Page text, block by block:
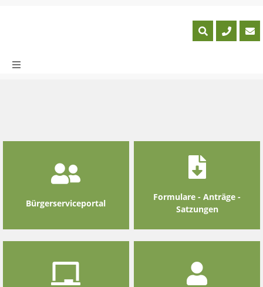
content
Bürgerserviceportal
Formulare - Anträge -
Satzungen